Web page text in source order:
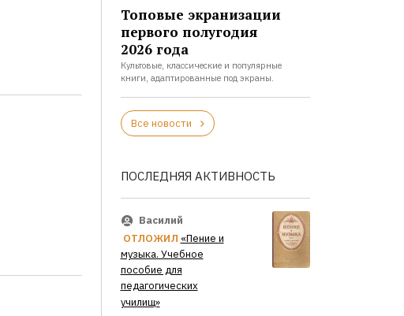
Топовые экранизации
первого полугодия
2026 года
Культовые, классические и популярные
книги, адаптированные под экраны.
Все новости
ПОСЛЕДНЯЯ АКТИВНОСТЬ
Василий
ОТЛОЖИЛ «Пение и
музыка. Учебное
пособие для
педагогических
училищ»